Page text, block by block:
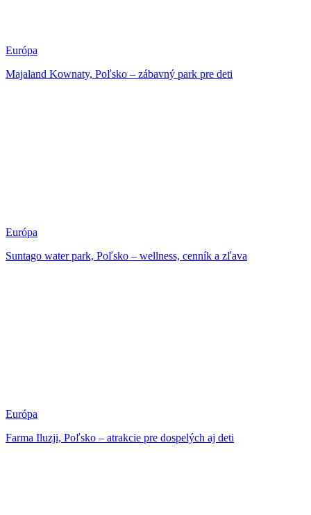
Európa
Majaland Kownaty, Poľsko – zábavný park pre deti
Európa
Suntago water park, Poľsko – wellness, cenník a zľava
Európa
Farma Iluzji, Poľsko – atrakcie pre dospelých aj deti